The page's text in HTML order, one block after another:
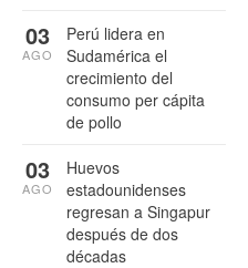
Perú lidera en
Sudamérica el
crecimiento del
consumo per cápita
de pollo
03
AGO
Huevos
estadounidenses
regresan a Singapur
después de dos
décadas
03
AGO